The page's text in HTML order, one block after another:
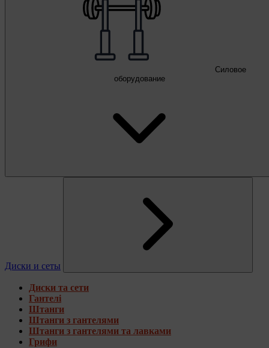
Силовое
оборудование
Диски и сеты
Диски та сети
Гантелі
Штанги
Штанги з гантелями
Штанги з гантелями та лавками
Грифи